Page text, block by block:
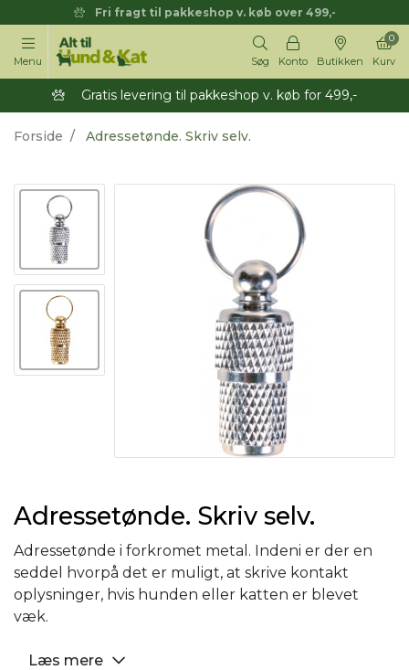
Fri fragt til pakkeshop v. køb over 499,-
Menu Søg Konto Butikken Kurv
0
Gratis levering til pakkeshop v. køb for 499,-
Forside Adressetønde. Skriv selv.
Adressetønde. Skriv selv.
Adressetønde i forkromet metal. Indeni er der en
seddel hvorpå det er muligt, at skrive kontakt
oplysninger, hvis hunden eller katten er blevet
væk.
Læs mere